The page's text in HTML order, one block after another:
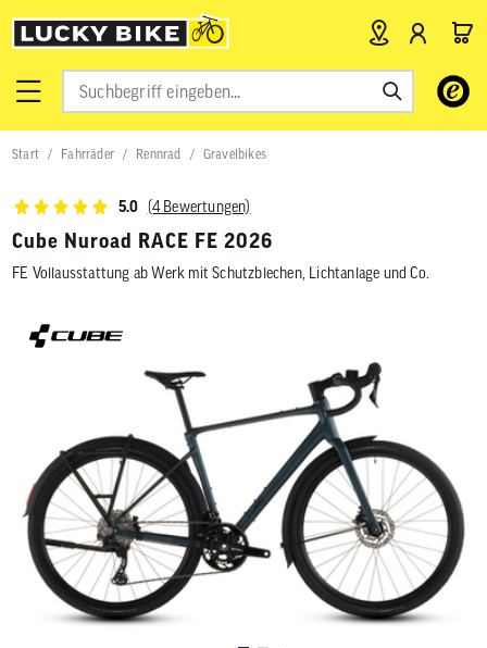
Verwende
Pfeile
nach
Ergebnis
zu
gelangen.
Benutzer
von
können
Touch-
und
Start Fahrräder Rennrad Gravelbikes
5.0 (4 Bewertungen)
Cube Nuroad RACE FE 2026
FE Vollausstattung ab Werk mit Schutzblechen, Lichtanlage und Co.